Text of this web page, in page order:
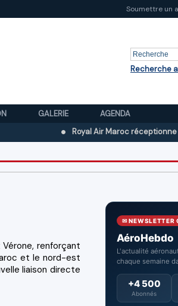
Soumettre un
Recherche
GALERIE AGENDA
Royal Air Maroc réceptionne son
renforçant
et le nord-est
liaison directe
✉ NEWSLETTER
AéroHebdo
L'actualité
chaque semaine
+4 500
Abonnés